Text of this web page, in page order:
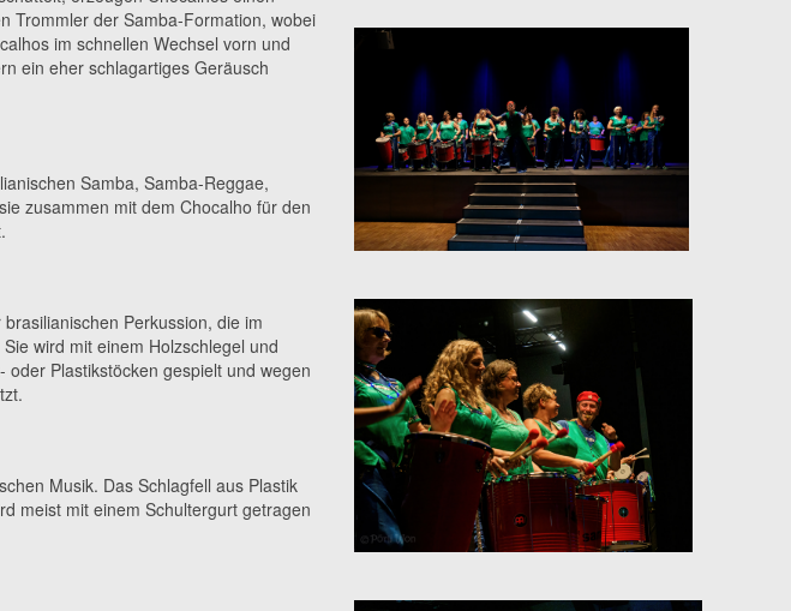
Trommler der Samba-Formation, wobei
im schnellen Wechsel vorn und
ein eher schlagartiges Geräusch
Samba, Samba-Reggae,
zusammen mit dem Chocalho für den
Perkussion, die im
wird mit einem Holzschlegel und
Plastikstöcken gespielt und wegen
Musik. Das Schlagfell aus Plastik
meist mit einem Schultergurt getragen
auf neue Gesichter